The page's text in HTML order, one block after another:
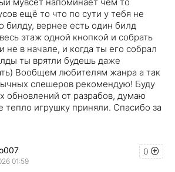
ещё то что по сути у тебя не
билду, вернее есть один билд
этаж одной кнопкой и собрать
не в начале, и когда ты его собрал
ты врятли будешь даже
Вообщем любителям жанра а так
слешеров рекомендую! Буду
обновлений от разрабов, думаю
тепло игрушку приняли. Спасибо за
0
01:59